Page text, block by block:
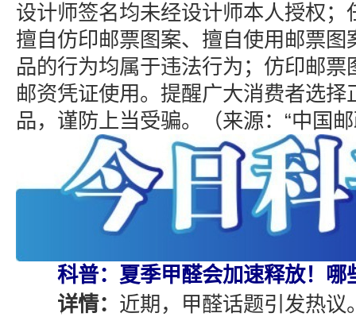
设计师签名均未经设计师本人授权；
擅自仿印邮票图案、擅自使用邮票图
品的行为均属于违法行为；仿印邮票
邮资凭证使用。提醒广大消费者选择
品，谨防上当受骗。（来源：“中国
科普：夏季甲醛会加速释放！哪
详情： 近期，甲醛话题引发热议